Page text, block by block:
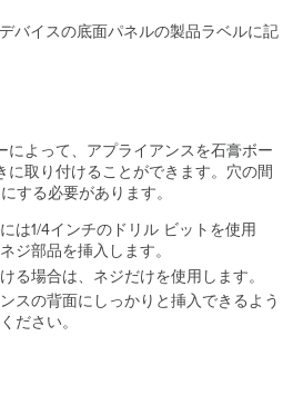
バイスの底面パネルの製品ラベルに記
によって、アプライアンスを石膏ボー
に取り付けることができます。穴の間
する必要があります。
は1/4インチのドリル ビットを使用
ジ部品を挿入します。
る場合は、ネジだけを使用します。
スの背面にしっかりと挿入できるよう
ださい。